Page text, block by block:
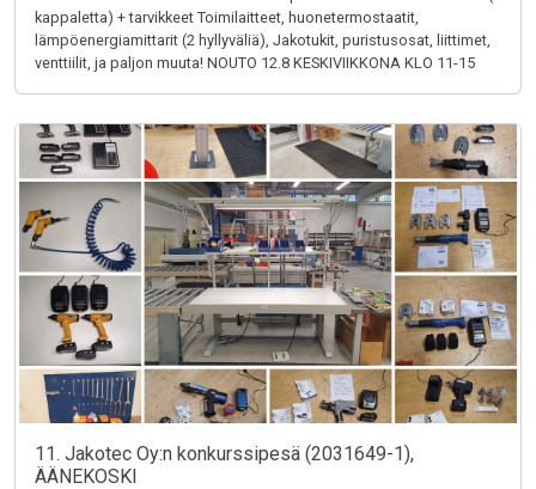
kappaletta) + tarvikkeet Toimilaitteet, huonetermostaatit,
lämpöenergiamittarit (2 hyllyväliä), Jakotukit, puristusosat, liittimet,
venttiilit, ja paljon muuta! NOUTO 12.8 KESKIVIIKKONA KLO 11-15
11. Jakotec Oy:n konkurssipesä (2031649-1),
ÄÄNEKOSKI